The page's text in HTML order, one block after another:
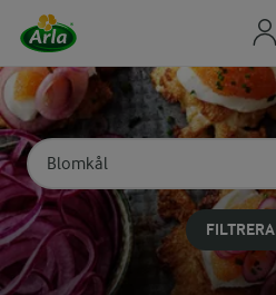
Sök på kategori eller ingrediens
Skriv in sökord för att få förslag
FILTRERA